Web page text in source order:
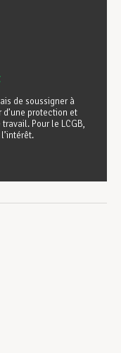
de soussigner à
protection et
Pour le LCGB,